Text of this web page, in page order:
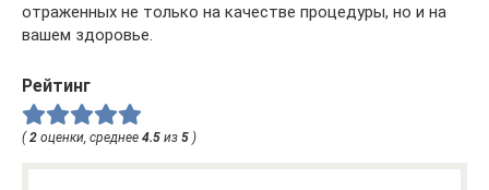
отраженных не только на качестве процедуры, но и на
вашем здоровье.
Рейтинг
(2 оценки, среднее 4.5 из 5 )